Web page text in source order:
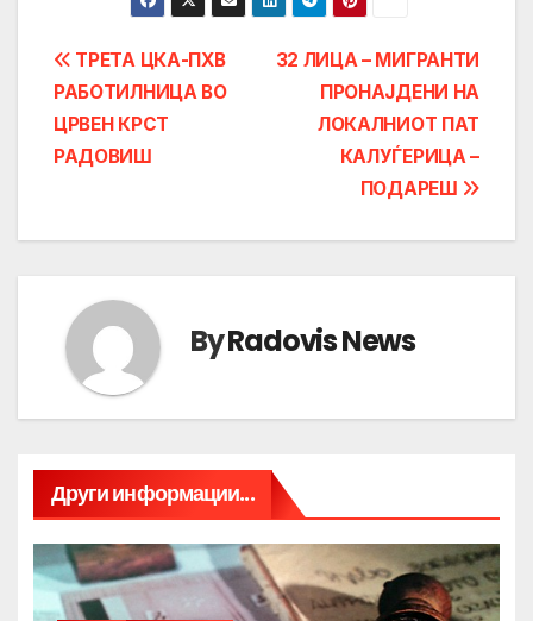
Post
navigation
32 ЛИЦА – МИГРАНТИ
ПРОНАЈДЕНИ НА
ЛОКАЛНИОТ ПАТ
КАЛУЃЕРИЦА –
ПОДАРЕШ
ТРЕТА ЦКА-ПХВ
РАБОТИЛНИЦА ВО
ЦРВЕН КРСТ
РАДОВИШ
ByRadovis News
Други информации...